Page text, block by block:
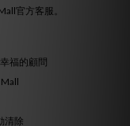
官方客服。
福的顧問
清除